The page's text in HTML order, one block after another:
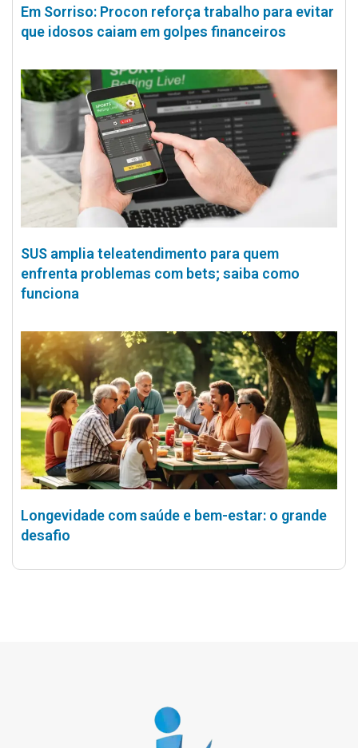
Em Sorriso: Procon reforça trabalho para evitar
que idosos caiam em golpes financeiros
SUS amplia teleatendimento para quem
enfrenta problemas com bets; saiba como
funciona
Longevidade com saúde e bem-estar: o grande
desafio